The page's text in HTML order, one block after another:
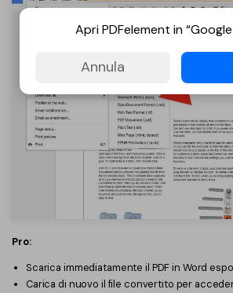
Pro:
Scarica immediatamente il PDF in Word
Carica di nuovo il file convertito per
Apri PDFelement in “Google
Annula